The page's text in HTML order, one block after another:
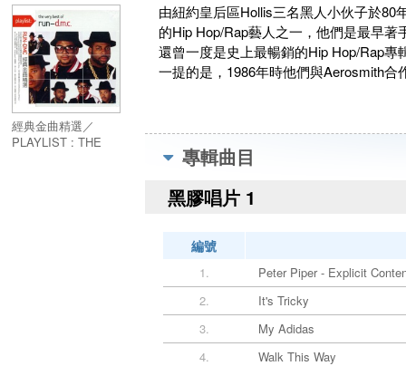
經典金曲精選／
PLAYLIST : THE
由紐約皇后區Hollis三名黑人小伙子於80
的Hip Hop/Rap藝人之一，他們是最早
還曾一度是史上最暢銷的Hip Hop/Rap
一提的是，1986年時他們與Aerosmith
專輯曲目
黑膠唱片 1
編號
1.
Peter Piper - Explicit
2.
It's Tricky
3.
My Adidas
4.
Walk This Way